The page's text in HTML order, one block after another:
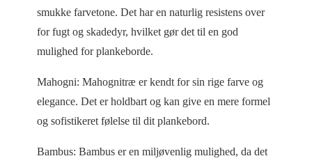
smukke farvetone. Det har en naturlig resistens over
for fugt og skadedyr, hvilket gør det til en god
mulighed for plankeborde.
Mahogni: Mahognitræ er kendt for sin rige farve og
elegance. Det er holdbart og kan give en mere formel
og sofistikeret følelse til dit plankebord.
Bambus: Bambus er en miljøvenlig mulighed, da det